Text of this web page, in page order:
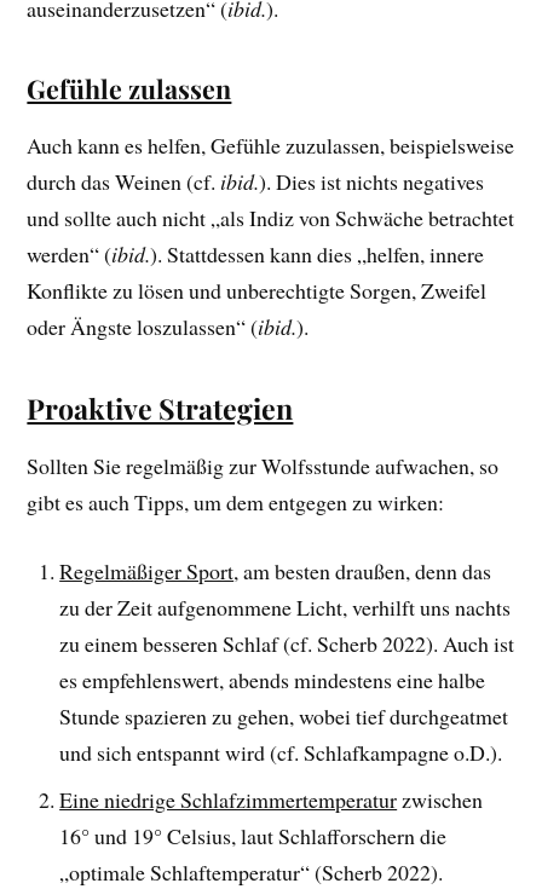
auseinanderzusetzen“ (ibid.).
Gefühle zulassen
Auch kann es helfen, Gefühle zuzulassen, beispielsweise
durch das Weinen (cf. ibid.). Dies ist nichts negatives
und sollte auch nicht „als Indiz von Schwäche betrachtet
werden“ (ibid.). Stattdessen kann dies „helfen, innere
Konflikte zu lösen und unberechtigte Sorgen, Zweifel
oder Ängste loszulassen“ (ibid.).
Proaktive Strategien
Sollten Sie regelmäßig zur Wolfsstunde aufwachen, so
gibt es auch Tipps, um dem entgegen zu wirken:
Regelmäßiger Sport, am besten draußen, denn das
zu der Zeit aufgenommene Licht, verhilft uns nachts
zu einem besseren Schlaf (cf. Scherb 2022). Auch ist
es empfehlenswert, abends mindestens eine halbe
Stunde spazieren zu gehen, wobei tief durchgeatmet
und sich entspannt wird (cf. Schlafkampagne o.D.).
Eine niedrige Schlafzimmertemperaturzwischen
16° und 19° Celsius, laut Schlafforschern die
„optimale Schlaftemperatur“ (Scherb 2022).